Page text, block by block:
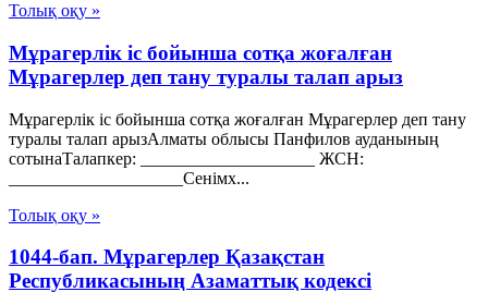
Толық оқу »
Мұрагерлік іс бойынша сотқа жоғалған
Мұрагерлер деп тану туралы талап арыз
Мұрагерлік іс бойынша сотқа жоғалған Мұрагерлер деп тану
туралы талап арызАлматы облысы Панфилов ауданының
сотынаТалапкер: ____________________ ЖСН:
____________________Сенімх...
Толық оқу »
1044-бап. Мұрагерлер Қазақстан
Республикасының Азаматтық кодексi